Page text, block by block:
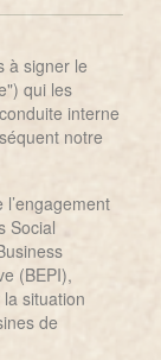
à signer le
qui les
interne
notre
Social
(BEPI),
situation
de